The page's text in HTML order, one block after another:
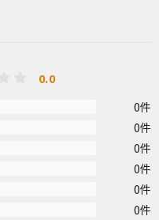
0.0
0件
0件
0件
0件
0件
0件